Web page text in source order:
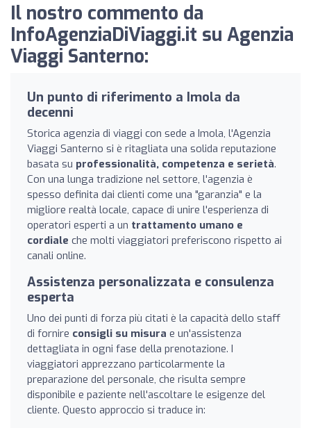
Il nostro commento da
InfoAgenziaDiViaggi.it su Agenzia
Viaggi Santerno:
Un punto di riferimento a Imola da
decenni
Storica agenzia di viaggi con sede a Imola, l'Agenzia
Viaggi Santerno si è ritagliata una solida reputazione
basata su professionalità, competenza e serietà.
Con una lunga tradizione nel settore, l'agenzia è
spesso definita dai clienti come una "garanzia" e la
migliore realtà locale, capace di unire l'esperienza di
operatori esperti a un trattamento umano e
cordiale che molti viaggiatori preferiscono rispetto ai
canali online.
Assistenza personalizzata e consulenza
esperta
Uno dei punti di forza più citati è la capacità dello staff
di fornire consigli su misura e un'assistenza
dettagliata in ogni fase della prenotazione. I
viaggiatori apprezzano particolarmente la
preparazione del personale, che risulta sempre
disponibile e paziente nell'ascoltare le esigenze del
cliente. Questo approccio si traduce in: